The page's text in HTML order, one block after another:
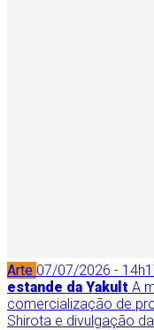
Arte 07/07/2026 -
estande da Yakult A
comercialização de
Shirota e divulgação